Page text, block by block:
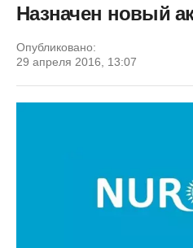
Назначен новый
Опубликовано:
29 апреля 2016, 13:07